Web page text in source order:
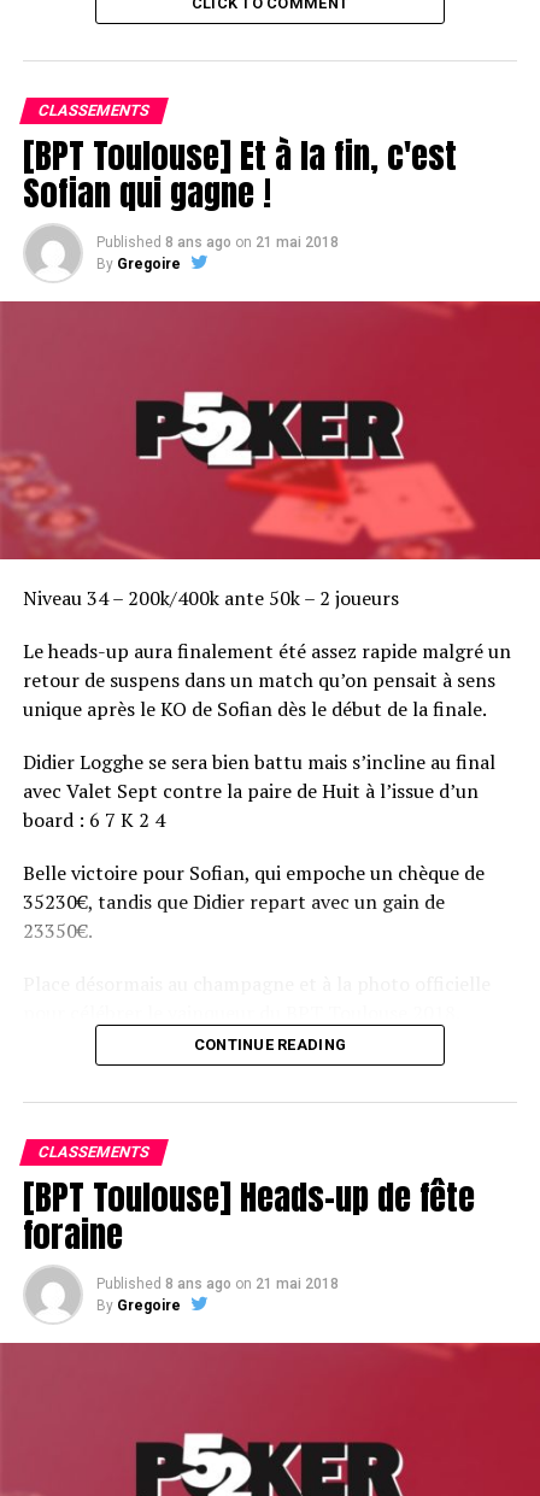
CLASSEMENTS
[BPT Toulouse] Et à la fin, c'est
Sofian qui gagne !
Published 8 ans ago on 21 mai 2018
By Gregoire
Niveau 34 – 200k/400k ante 50k – 2 joueurs
Le heads-up aura finalement été assez rapide malgré un
retour de suspens dans un match qu’on pensait à sens
unique après le KO de Sofian dès le début de la finale.
Didier Logghe se sera bien battu mais s’incline au final
avec Valet Sept contre la paire de Huit à l’issue d’un
board : 6 7 K 2 4
Belle victoire pour Sofian, qui empoche un chèque de
35230€, tandis que Didier repart avec un gain de
23350€.
CONTINUE READING
CLASSEMENTS
[BPT Toulouse] Heads-up de fête
foraine
Published 8 ans ago on 21 mai 2018
By Gregoire